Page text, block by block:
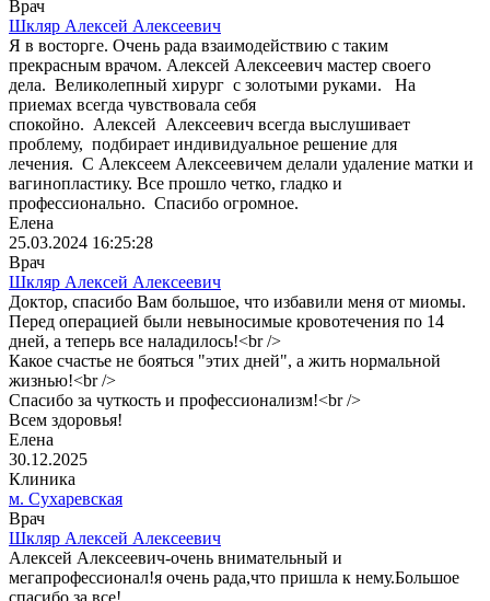
Врач
Шкляр Алексей Алексеевич
Я в восторге. Очень рада взаимодействию с таким
прекрасным врачом. Алексей Алексеевич мастер своего
дела. Великолепный хирург с золотыми руками. На
приемах всегда чувствовала себя
спокойно. Алексей Алексеевич всегда выслушивает
проблему, подбирает индивидуальное решение для
лечения. С Алексеем Алексеевичем делали удаление матки и
вагинопластику. Все прошло четко, гладко и
профессионально. Спасибо огромное.
Елена
25.03.2024 16:25:28
Врач
Шкляр Алексей Алексеевич
Доктор, спасибо Вам большое, что избавили меня от миомы.
Перед операцией были невыносимые кровотечения по 14
дней, а теперь все наладилось!<br />
Какое счастье не бояться "этих дней", а жить нормальной
жизнью!<br />
Спасибо за чуткость и профессионализм!<br />
Всем здоровья!
Елена
30.12.2025
Клиника
м. Сухаревская
Врач
Шкляр Алексей Алексеевич
Алексей Алексеевич-очень внимательный и
мегапрофессионал!я очень рада,что пришла к нему.Большое
спасибо за все!